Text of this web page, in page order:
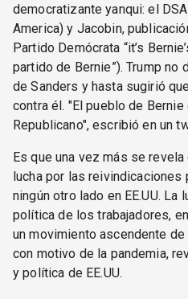
democratizante yanqui: el
America) y Jacobin,
Partido Demócrata “it’s
partido de Bernie”). Trump no
de Sanders y hasta sugirió
contra él. "El pueblo de
Republicano", escribió en un
Es que una vez más se
lucha por las reivindicaciones
ningún otro lado en EE.UU. La
política de los trabajadores,
un movimiento ascendente
con motivo de la pandemia,
y política de EE.UU.